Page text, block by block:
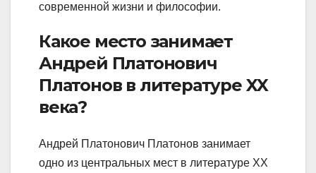
современной жизни и философии.
Какое место занимает
Андрей Платонович
Платонов в литературе XX
века?
Андрей Платонович Платонов занимает
одно из центральных мест в литературе XX